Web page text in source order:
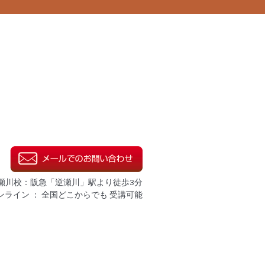
川校：阪急「逆瀬川」駅より徒歩3分
ライン ： 全国どこからでも 受講可能